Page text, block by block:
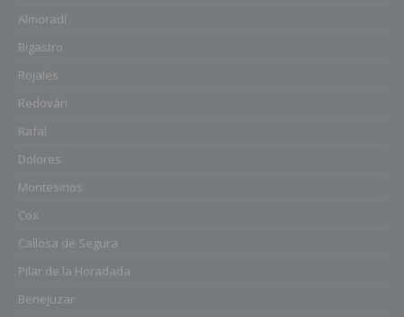
Almoradí
Bigastro
Rojales
Redován
Rafal
Dolores
Montesinos
Cox
Callosa de Segura
Pilar de la Horadada
Benejuzar